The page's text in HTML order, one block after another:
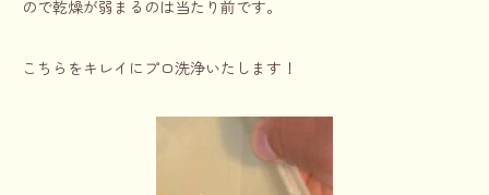
ので乾燥が弱まるのは当たり前です。
こちらをキレイにプロ洗浄いたします！